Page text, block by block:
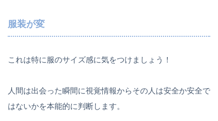
服装が変
これは特に服のサイズ感に気をつけましょう！
人間は出会った瞬間に視覚情報からその人は安全か安全で
はないかを本能的に判断します。